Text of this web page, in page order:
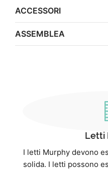
ACCESSORI
ASSEMBLEA
Letti
I letti Murphy devono
solida. I letti possono